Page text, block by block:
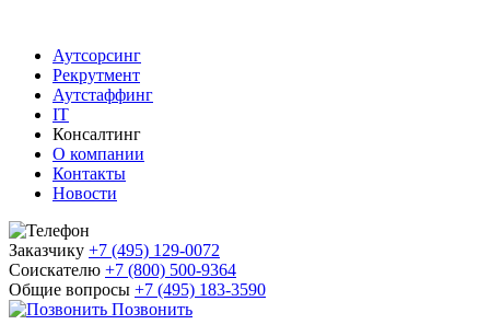
Аутсорсинг
Рекрутмент
Аутстаффинг
IT
Консалтинг
О компании
Контакты
Новости
Заказчику +7 (495) 129-0072
Соискателю +7 (800) 500-9364
Общие вопросы +7 (495) 183-3590
Позвонить